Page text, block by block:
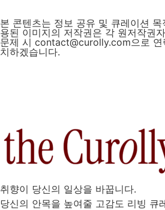
본 콘텐츠는 정보 공유 및 큐레이션
용된 이미지의 저작권은 각 원저작권
문제 시 contact@curolly.com으로 연
치하겠습니다.
취향이 당신의 일상을 바꿉니다.
당신의 안목을 높여줄 고감도 리빙 큐